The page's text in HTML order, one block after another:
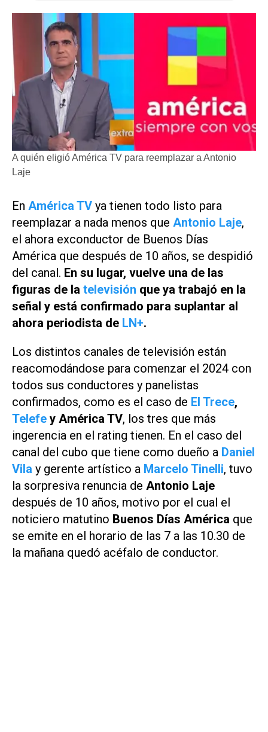
A quién eligió América TV para reemplazar a Antonio
Laje
En América TV ya tienen todo listo para
reemplazar a nada menos que Antonio Laje,
el ahora exconductor de Buenos Días
América que después de 10 años, se despidió
del canal. En su lugar, vuelve una de las
figuras de la televisión que ya trabajó en la
señal y está confirmado para suplantar al
ahora periodista de LN+.
Los distintos canales de televisión están
reacomodándose para comenzar el 2024 con
todos sus conductores y panelistas
confirmados, como es el caso de El Trece,
Telefe y América TV, los tres que más
ingerencia en el rating tienen. En el caso del
canal del cubo que tiene como dueño a Daniel
Vila y gerente artístico a Marcelo Tinelli, tuvo
la sorpresiva renuncia de Antonio Laje
después de 10 años, motivo por el cual el
noticiero matutino Buenos Días América que
se emite en el horario de las 7 a las 10.30 de
la mañana quedó acéfalo de conductor.